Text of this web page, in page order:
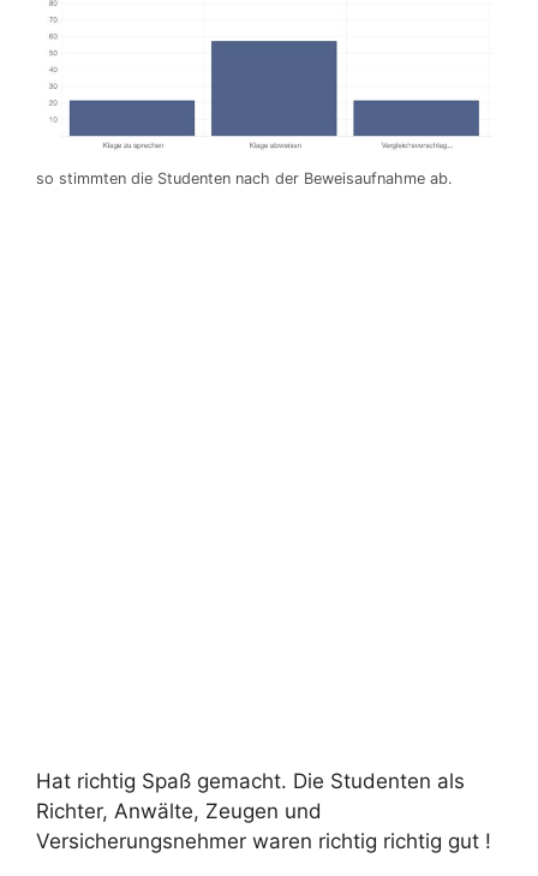
so stimmten die Studenten nach der Beweisaufnahme ab.
Hat richtig Spaß gemacht. Die Studenten als
Richter, Anwälte, Zeugen und
Versicherungsnehmer waren richtig richtig gut !